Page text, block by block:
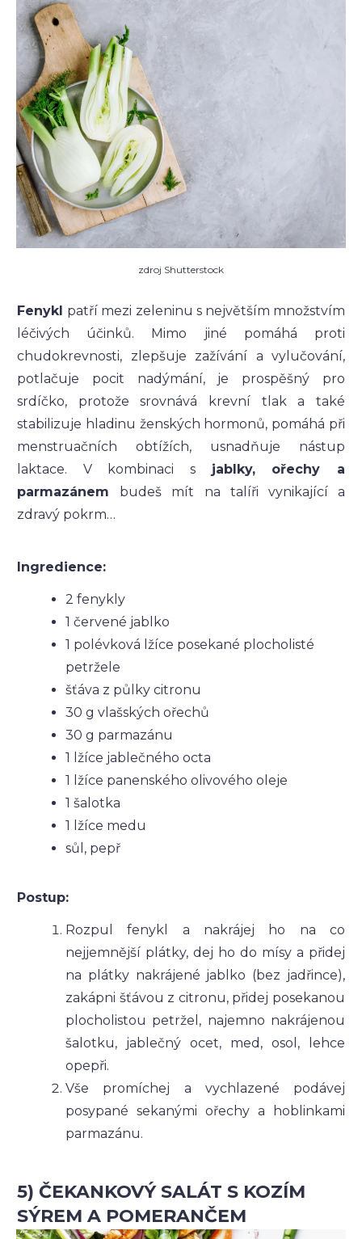
zdroj Shutterstock
Fenykl patří mezi zeleninu s největším množstvím
léčivých účinků. Mimo jiné pomáhá proti
chudokrevnosti, zlepšuje zažívání a vylučování,
potlačuje pocit nadýmání, je prospěšný pro
srdíčko, protože srovnává krevní tlak a také
stabilizuje hladinu ženských hormonů, pomáhá při
menstruačních obtížích, usnadňuje nástup
laktace. V kombinaci s jablky, ořechy a
parmazánem budeš mít na talíři vynikající a
zdravý pokrm…
Ingredience:
2 fenykly
1 červené jablko
1 polévková lžíce posekané plocholisté
petržele
šťáva z půlky citronu
30 g vlašských ořechů
30 g parmazánu
1 lžíce jablečného octa
1 lžíce panenského olivového oleje
1 šalotka
1 lžíce medu
sůl, pepř
Postup:
Rozpul fenykl a nakrájej ho na co
nejjemnější plátky, dej ho do mísy a přidej
na plátky nakrájené jablko (bez jadřince),
zakápni šťávou z citronu, přidej posekanou
plocholistou petržel, najemno nakrájenou
šalotku, jablečný ocet, med, osol, lehce
opepři.
Vše promíchej a vychlazené podávej
posypané sekanými ořechy a hoblinkami
parmazánu.
5) ČEKANKOVÝ SALÁT S KOZÍM
SÝREM A POMERANČEM